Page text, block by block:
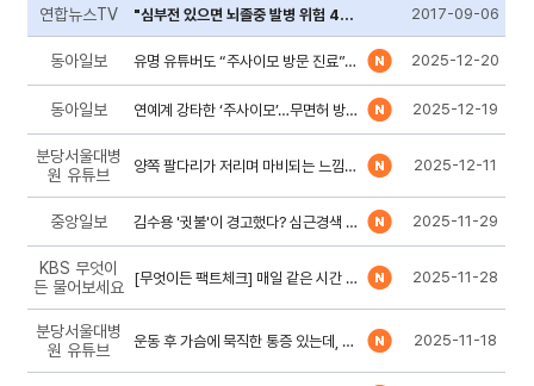
연합뉴스TV "심부전 있으면 뇌졸중 발병 위험 4배에 달해" 2017-09-06
동아일보 유명 유튜버도 “주사이모 방문 진료”… ‘마약류 의약품’ 받은 의혹 2025-12-20
동아일보 연예계 강타한 ‘주사이모’…무면허 방문진료, 마약류에 무방비 2025-12-19
분당서울대병
원 유튜브
양쪽 팔다리가 저리며 마비되는 느낌이 온다면? 이렇게 하세요! 2025-12-11
중앙일보 김수용 '귓불'이 경고했다? 심근경색 5분만에 아는 법 2025-11-29
KBS 무엇이
든 물어보세요
[무엇이든 팩트체크] 매일 같은 시간 잠들면 혈압 내려간다? 2025-11-28
분당서울대병
원 유튜브
운동 후 가슴에 묵직한 통증 있는데, 심근경색일까? 2025-11-18